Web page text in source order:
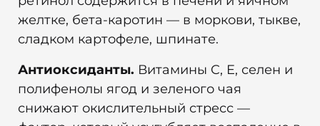
желтке, бета-каротин — в моркови, тыкве,
сладком картофеле, шпинате.
Антиоксиданты. Витамины C, E, селен и
полифенолы ягод и зеленого чая
снижают окислительный стресс —